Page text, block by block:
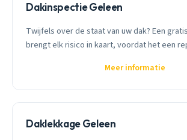
Dakinspectie Geleen
Twijfels over de staat van uw dak? Een
brengt elk risico in kaart, voordat het een
Meer informatie
Daklekkage Geleen